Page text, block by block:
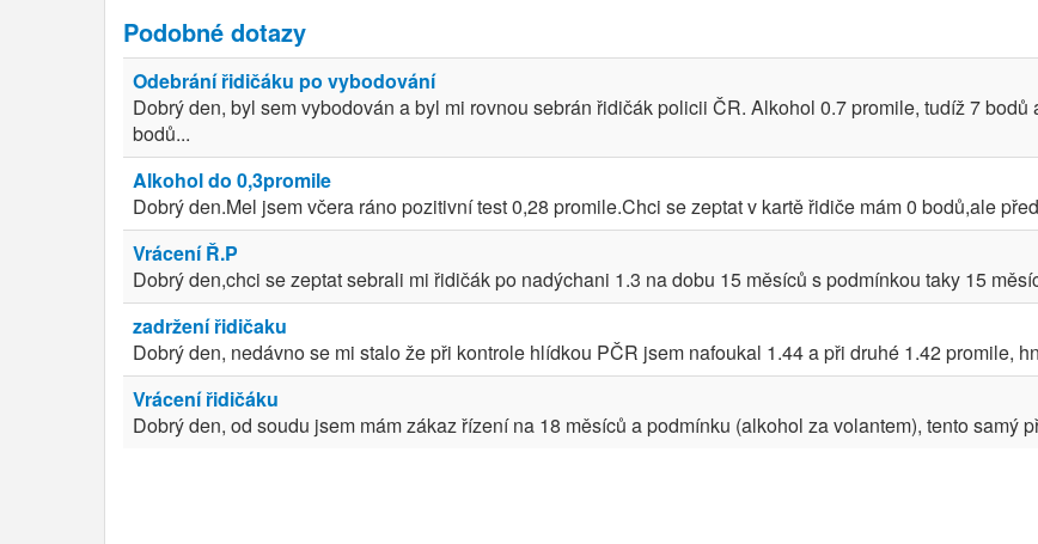
Podobné dotazy
Odebrání řidičáku po vybodování
Dobrý den, byl sem vybodován a byl mi rovnou sebrán řidičák policii ČR. Alkohol 0.7 promile, tudíž 7 bodů
bodů...
Alkohol do 0,3promile
Dobrý den.Mel jsem včera ráno pozitivní test 0,28 promile.Chci se zeptat v kartě řidiče mám 0 bodů,ale
Vrácení Ř.P
Dobrý den,chci se zeptat sebrali mi řidičák po nadýchani 1.3 na dobu 15 měsíců s podmínkou taky 15
zadržení řidičaku
Dobrý den, nedávno se mi stalo že při kontrole hlídkou PČR jsem nafoukal 1.44 a při druhé 1.42 promile,
Vrácení řidičáku
Dobrý den, od soudu jsem mám zákaz řízení na 18 měsíců a podmínku (alkohol za volantem), tento samý